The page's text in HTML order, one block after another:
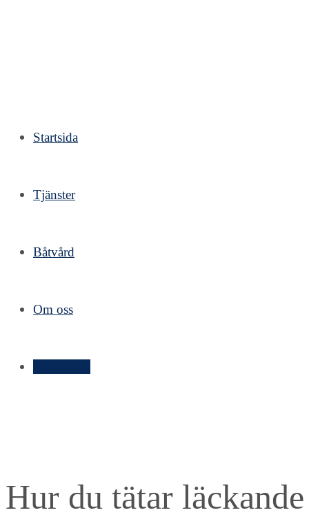
Startsida
Tjänster
Båtvård
Om oss
Hur du tätar